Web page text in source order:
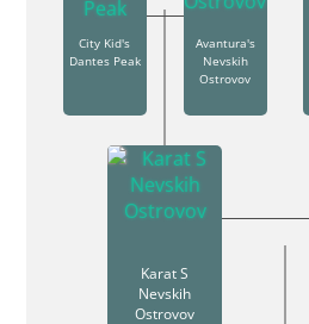
Karat S
Nevskih
Ostrovov
City Kid's
Dantes Peak
Avantura's
Nevskih
Ostrovov